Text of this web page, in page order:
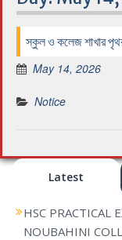
স্কুল ও কলেজ শাখার
May 14, 2026
Notice
Latest
HSC PRACTICAL
NOUBAHINI